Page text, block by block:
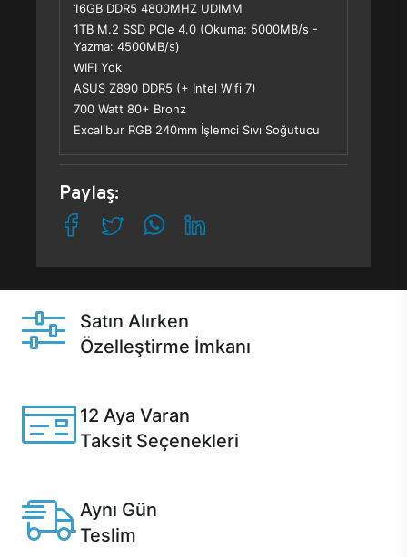
16GB DDR5 4800MHZ UDIMM
1TB M.2 SSD PCle 4.0 (Okuma: 5000MB/s -
Yazma: 4500MB/s)
WIFI Yok
ASUS Z890 DDR5 (+ Intel Wifi 7)
700 Watt 80+ Bronz
Excalibur RGB 240mm İşlemci Sıvı Soğutucu
Paylaş:
Satın Alırken
Özelleştirme İmkanı
12 Aya Varan
Taksit Seçenekleri
Aynı Gün
Teslim